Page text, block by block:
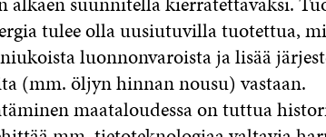
tulee olla uusiutuvilla tuotettua,
luonnonvaroista ja lisää
(mm. öljyn hinnan nousu) vastaan.
maataloudessa on tuttua